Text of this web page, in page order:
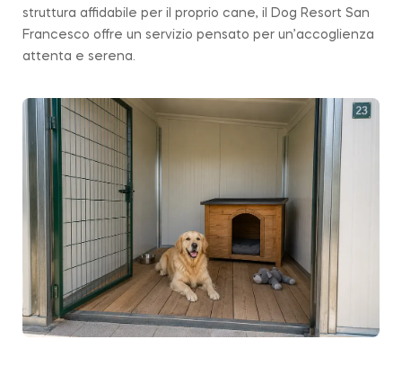
struttura affidabile per il proprio cane, il Dog Resort San
Francesco offre un servizio pensato per un’accoglienza
attenta e serena.